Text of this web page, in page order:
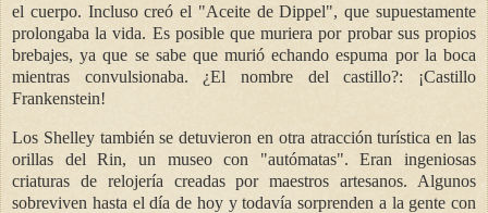
el cuerpo. Incluso creó el "Aceite de Dippel", que supuestamente
prolongaba la vida. Es posible que muriera por probar sus propios
brebajes, ya que se sabe que murió echando espuma por la boca
mientras convulsionaba. ¿El nombre del castillo?: ¡Castillo
Frankenstein!
Los Shelley también se detuvieron en otra atracción turística en las
orillas del Rin, un museo con "autómatas". Eran ingeniosas
criaturas de relojería creadas por maestros artesanos. Algunos
sobreviven hasta el día de hoy y todavía sorprenden a la gente con